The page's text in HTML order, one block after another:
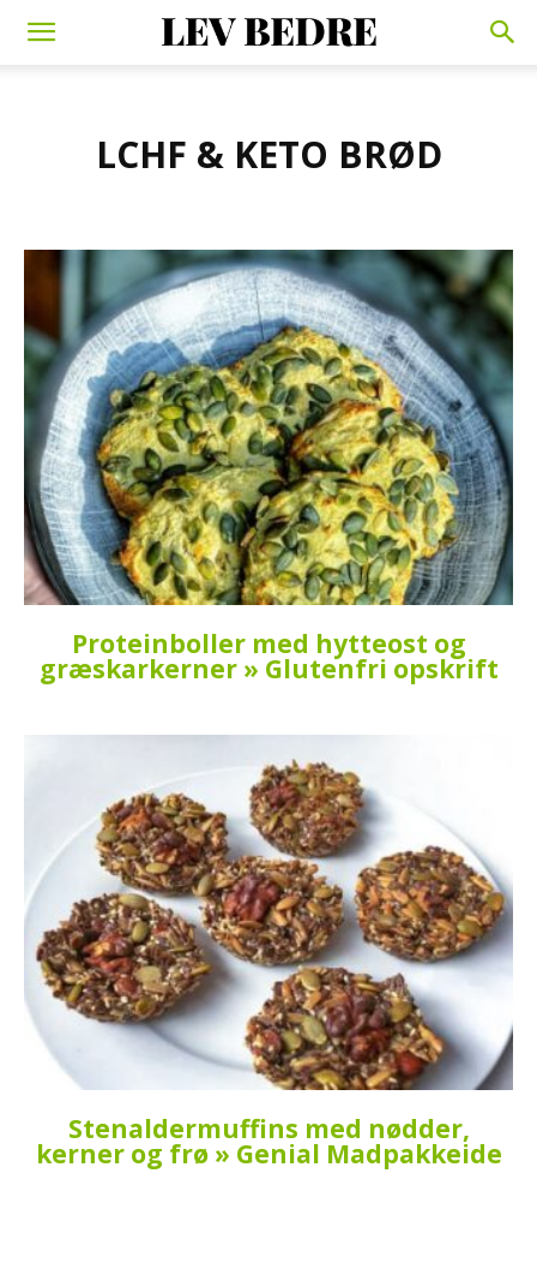
LCHF & KETO BRØD
Proteinboller med hytteost og
græskarkerner » Glutenfri opskrift
Stenaldermuffins med nødder,
kerner og frø » Genial Madpakkeide